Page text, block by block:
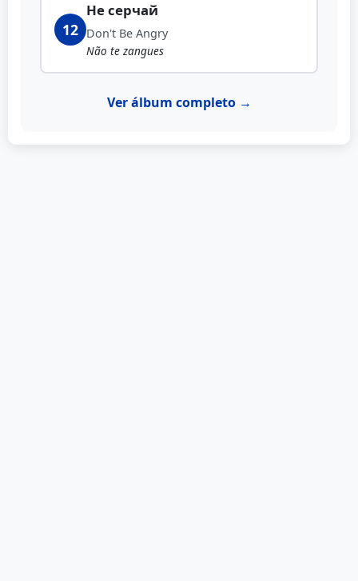
12
Не серчай
Don't Be Angry
Não te zangues
Ver álbum completo →